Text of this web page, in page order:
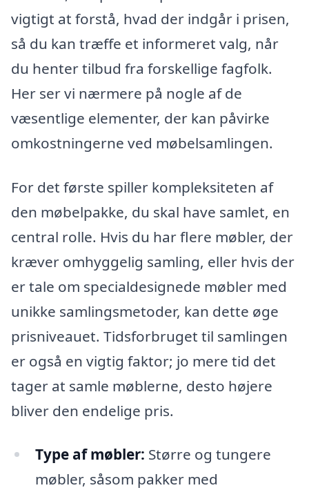
vigtigt at forstå, hvad der indgår i prisen,
så du kan træffe et informeret valg, når
du henter tilbud fra forskellige fagfolk.
Her ser vi nærmere på nogle af de
væsentlige elementer, der kan påvirke
omkostningerne ved møbelsamlingen.
For det første spiller kompleksiteten af
den møbelpakke, du skal have samlet, en
central rolle. Hvis du har flere møbler, der
kræver omhyggelig samling, eller hvis der
er tale om specialdesignede møbler med
unikke samlingsmetoder, kan dette øge
prisniveauet. Tidsforbruget til samlingen
er også en vigtig faktor; jo mere tid det
tager at samle møblerne, desto højere
bliver den endelige pris.
Type af møbler: Større og tungere
møbler, såsom pakker med